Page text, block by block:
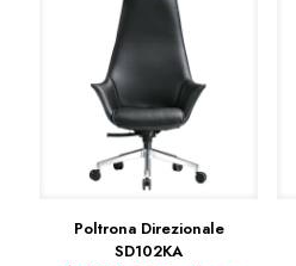
Poltrona Direzionale
SD102KA